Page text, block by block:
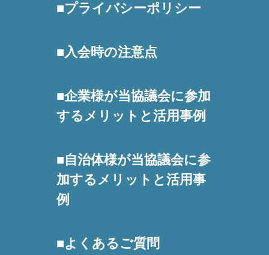
プライバシーポリシー
入会時の注意点
企業様が当協議会に参加
するメリットと活用事例
自治体様が当協議会に参
加するメリットと活用事
例
よくあるご質問